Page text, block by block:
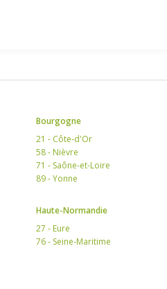
Bourgogne
21 - Côte-d'Or
58 - Nièvre
71 - Saône-et-Loire
89 - Yonne
Haute-Normandie
27 - Eure
76 - Seine-Maritime